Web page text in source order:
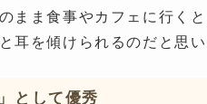
まま食事やカフェに行く
耳を傾けられるのだと思い
として優秀